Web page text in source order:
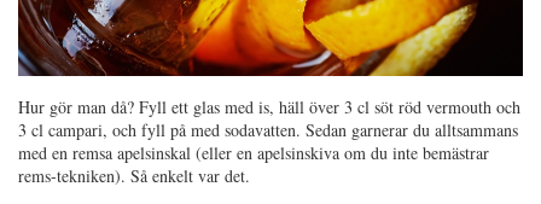
Hur gör man då? Fyll ett glas med is, häll över 3 cl söt röd vermouth och
3 cl campari, och fyll på med sodavatten. Sedan garnerar du alltsammans
med en remsa apelsinskal (eller en apelsinskiva om du inte bemästrar
rems-tekniken). Så enkelt var det.